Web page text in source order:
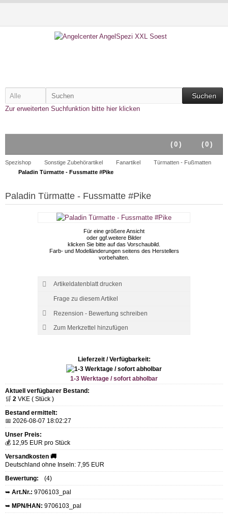
Suchen
Zur erweiterten Suchfunktion bitte hier klicken
( 0 )
( 0 )
Spezishop Sonstige Zubehörartikel Fanartikel
Türmatten - Fußmatten
Paladin Türmatte - Fussmatte #Pike
Paladin Türmatte - Fussmatte #Pike
Für eine größere Ansicht
oder ggf.weitere Bilder
klicken Sie bitte auf das Vorschaubild.
Farb- und Modelländerungen seitens des Herstellers
vorbehalten.
Artikeldatenblatt drucken
Frage zu diesem Artikel
Rezension - Bewertung schreiben
Lieferzeit / Verfügbarkeit:
1-3 Werktage / sofort abholbar
Aktuell verfügbarer Bestand:
🛒 2 VKE ( Stück )
Bestand ermittelt:
📅 2026-08-07 18:02:27
Unser Preis:
💰 12,95 EUR pro Stück
Versandkosten 🚚
Deutschland ohne Inseln: 7,95 EUR
Bewertung:
(4)
➥ Art.Nr.: 9706103_pal
➥ MPN/HAN: 9706103_pal